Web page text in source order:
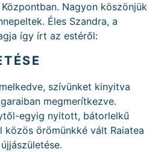
Nagyon köszönjük
Éles Szandra, a
így írt az estéről:
szívünket kinyitva
megmerítkezve.
egyig nyitott, bátorlelkű
örömünkké vált Raiatea